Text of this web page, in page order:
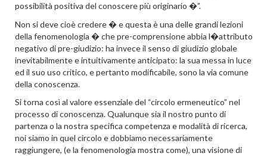
possibilità positiva del conoscere più originario �”.
Non si deve cioè credere � e questa è una delle grandi lezioni
della fenomenologia � che pre-comprensione abbia l�attributo
negativo di pre-giudizio: ha invece il senso di giudizio globale
inevitabilmente e intuitivamente anticipato: la sua messa in luce
ed il suo uso critico, e pertanto modificabile, sono la via comune
della conoscenza.
Si torna così al valore essenziale del “circolo ermeneutico” nel
processo di conoscenza. Qualunque sia il nostro punto di
partenza o la nostra specifica competenza e modalità di ricerca,
noi siamo in quel circolo e dobbiamo necessariamente
raggiungere, (e la fenomenologia mostra come), una visione di